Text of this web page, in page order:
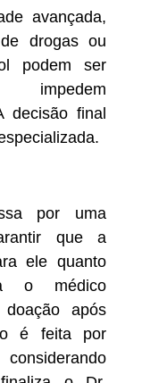
avançada,
drogas ou
podem ser
impedem
decisão final
por uma
que a
ele quanto
o médico
após
é feita por